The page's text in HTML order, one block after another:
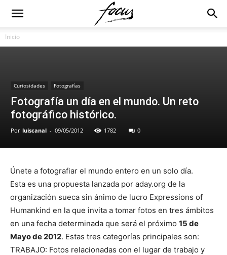
Inicio
Curiosidades Fotografías
Fotografía un día en el mundo. Un reto
fotográfico histórico.
Por luiscanal - 09/05/2012 1782 0
Únete a fotografiar el mundo entero en un solo día.
Esta es una propuesta lanzada por aday.org de la
organización sueca sin ánimo de lucro Expressions of
Humankind en la que invita a tomar fotos en tres ámbitos
en una fecha determinada que será el próximo 15 de
Mayo de 2012. Estas tres categorías principales son:
TRABAJO: Fotos relacionadas con el lugar de trabajo y